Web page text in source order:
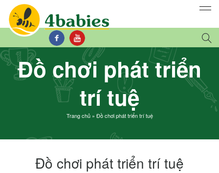
Đồ chơi phát triển
trí tuệ
Trang chủ» Đồ chơi phát triển trí tuệ
Đồ chơi phát triển trí tuệ